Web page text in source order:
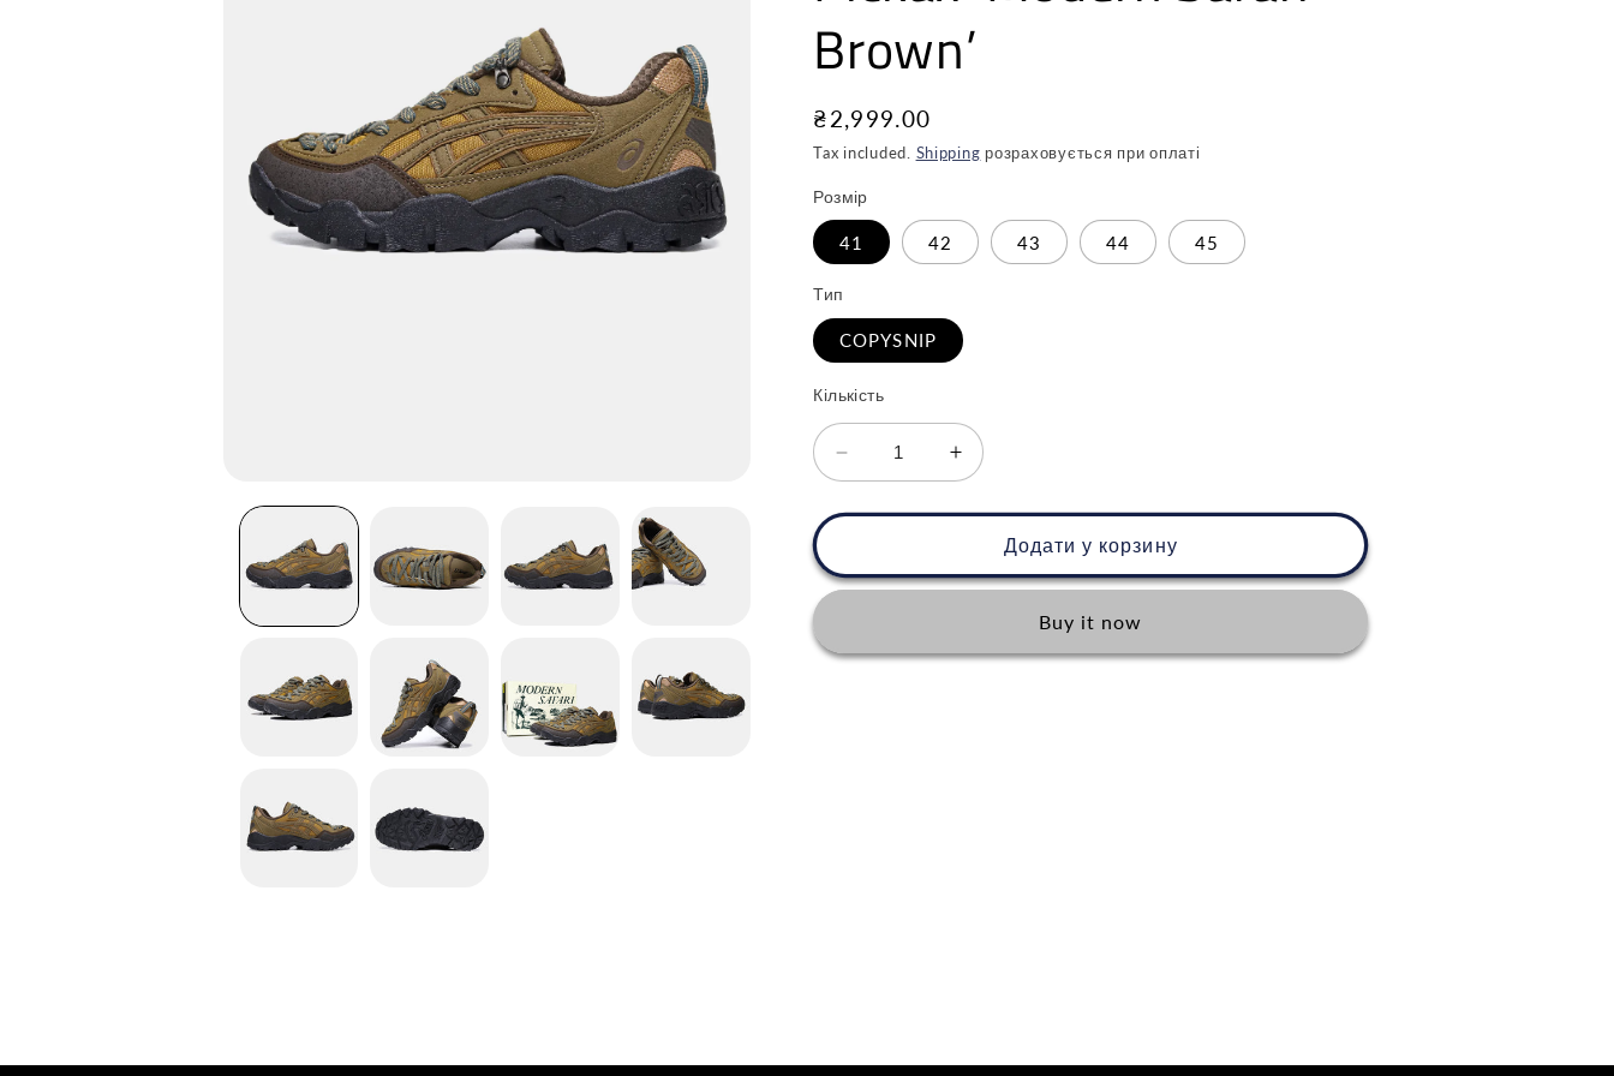
Brown’
Звичайна
ціна
₴2,999.00
Tax included. Shipping розраховується при оплаті
Розмір
41 42 43 44 45
Тип
COPYSNIP
Кількість
Зменшити
кількість
для
x
Asics
Pickax
Збільшити
кількість
для
U.SAGE
x
Asics
Pickax
Додати у корзину
Buy it now